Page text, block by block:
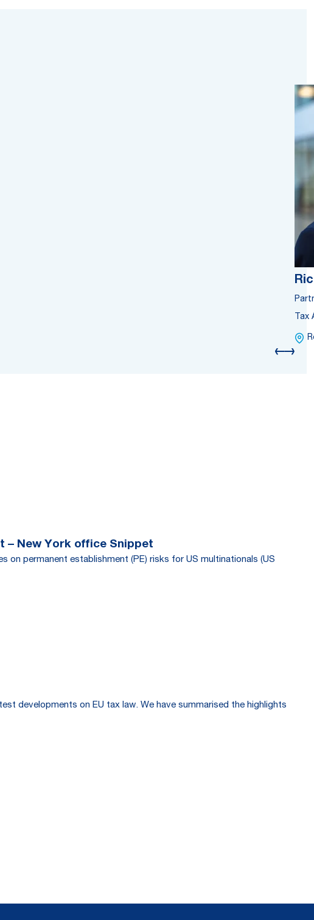
Tax
– New York office Snippet
on permanent establishment (PE) risks for US multinationals (US
developments on EU tax law. We have summarised the highlights